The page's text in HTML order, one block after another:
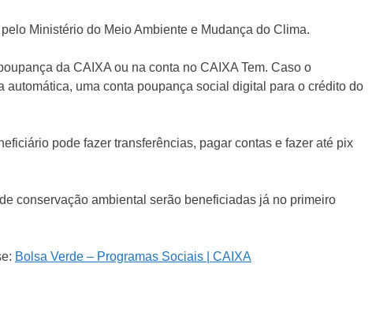
Ministério do Meio Ambiente e Mudança do Clima.
da CAIXA ou na conta no CAIXA Tem. Caso o
automática, uma conta poupança social digital para o crédito do
pode fazer transferências, pagar contas e fazer até pix
conservação ambiental serão beneficiadas já no primeiro
Bolsa Verde – Programas Sociais | CAIXA